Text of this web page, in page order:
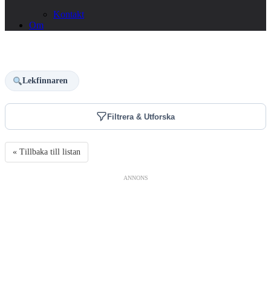
Kontakt
Om
Lekfinnaren
Filtrera & Utforska
« Tillbaka till listan
ANNONS